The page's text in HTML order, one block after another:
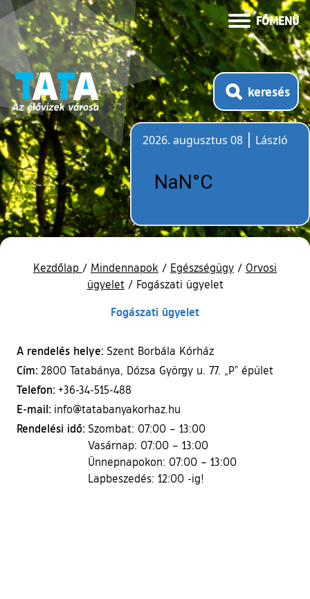
FŐMENÜ
keresés
2026. augusztus 08
László
Kezdőlap / Mindennapok / Egészségügy / Orvosi
ügyelet / Fogászati ügyelet
Fogászati ügyelet
A rendelés helye: Szent Borbála Kórház
Cím: 2800 Tatabánya, Dózsa György u. 77. „P” épület
Telefon: +36-34-515-488
E-mail: info@tatabanyakorhaz.hu
Rendelési idő: Szombat: 07:00 – 13:00
Vasárnap: 07:00 – 13:00
Ünnepnapokon: 07:00 – 13:00
Lapbeszedés: 12:00 -ig!